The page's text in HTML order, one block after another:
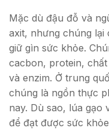
Mặc dù đậu đỗ và
axit, nhưng chúng lại
giữ gìn sức khỏe.
cacbon, protein,
và enzim. Ở trung
chúng là ngồn thực
nay. Dù sao, lúa gạo
để đạt được sức